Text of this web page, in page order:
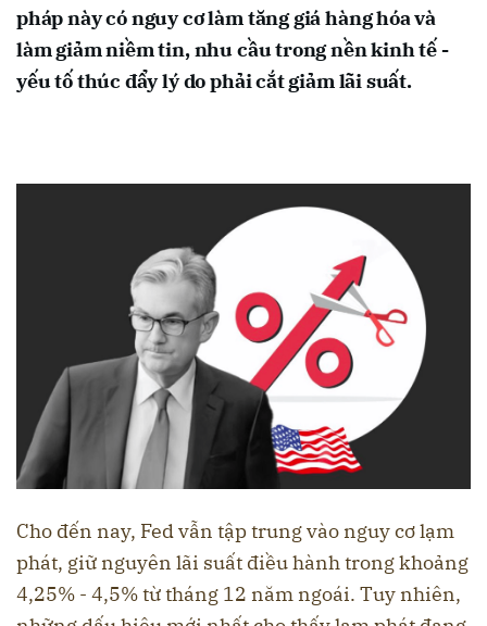
pháp này có nguy cơ làm tăng giá hàng hóa và
làm giảm niềm tin, nhu cầu trong nền kinh tế -
yếu tố thúc đẩy lý do phải cắt giảm lãi suất.
Cho đến nay, Fed vẫn tập trung vào nguy cơ lạm
phát, giữ nguyên lãi suất điều hành trong khoảng
4,25% - 4,5% từ tháng 12 năm ngoái. Tuy nhiên,